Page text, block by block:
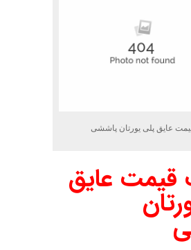
عایق پلی یورتان پاششی
عایق